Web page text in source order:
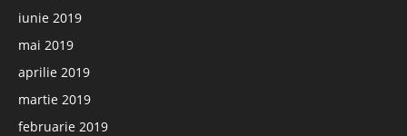
iunie 2019
mai 2019
aprilie 2019
martie 2019
februarie 2019